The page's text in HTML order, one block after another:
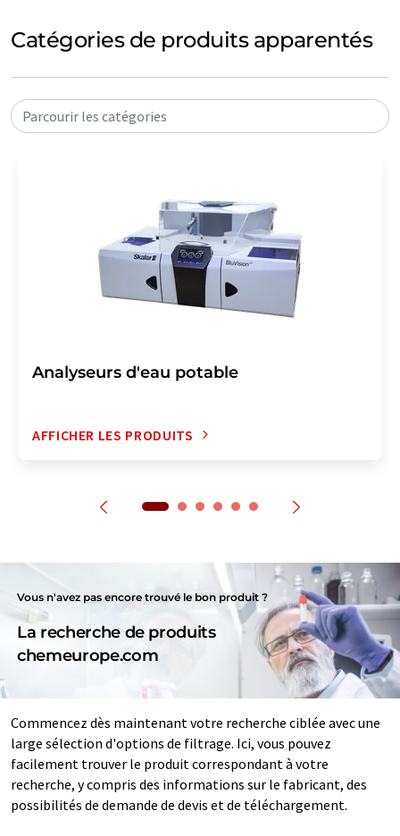
Catégories de produits apparentés
Parcourir les catégories
Analyseurs d'eau potable
AFFICHER LES PRODUITS
Vous n'avez pas encore trouvé le bon produit ?
La recherche de produits
chemeurope.com
Commencez dès maintenant votre recherche ciblée avec une
large sélection d'options de filtrage. Ici, vous pouvez
facilement trouver le produit correspondant à votre
recherche, y compris des informations sur le fabricant, des
possibilités de demande de devis et de téléchargement.